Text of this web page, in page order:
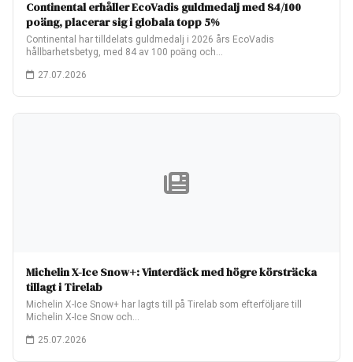
Continental erhåller EcoVadis guldmedalj med 84/100
poäng, placerar sig i globala topp 5%
Continental har tilldelats guldmedalj i 2026 års EcoVadis
hållbarhetsbetyg, med 84 av 100 poäng och…
27.07.2026
Michelin X-Ice Snow+: Vinterdäck med högre körsträcka
tillagt i Tirelab
Michelin X-Ice Snow+ har lagts till på Tirelab som efterföljare till
Michelin X-Ice Snow och…
25.07.2026